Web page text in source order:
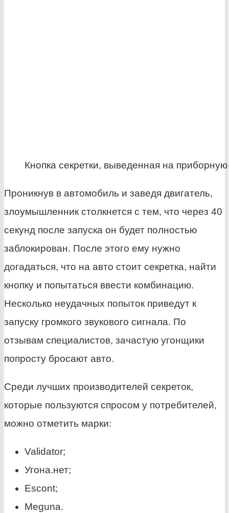
Кнопка секретки, выведенная на
Проникнув в автомобиль и заведя двигатель,
злоумышленник столкнется с тем, что через 40
секунд после запуска он будет полностью
заблокирован. После этого ему нужно
догадаться, что на авто стоит секретка, найти
кнопку и попытаться ввести комбинацию.
Несколько неудачных попыток приведут к
запуску громкого звукового сигнала. По
отзывам специалистов, зачастую угонщики
попросту бросают авто.
Среди лучших производителей секреток,
которые пользуются спросом у потребителей,
можно отметить марки:
Validator;
Угона.нет;
Escont;
Meguna.